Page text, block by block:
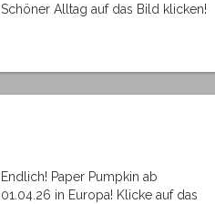
Schöner Alltag auf das Bild klicken!
Endlich! Paper Pumpkin ab
01.04.26 in Europa! Klicke auf das